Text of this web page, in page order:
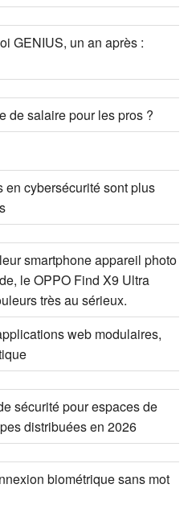
GENIUS, un an après :
de salaire pour les pros ?
cybersécurité sont plus
smartphone appareil photo
le OPPO Find X9 Ultra
très au sérieux.
web modulaires,
sécurité pour espaces de
distribuées en 2026
biométrique sans mot